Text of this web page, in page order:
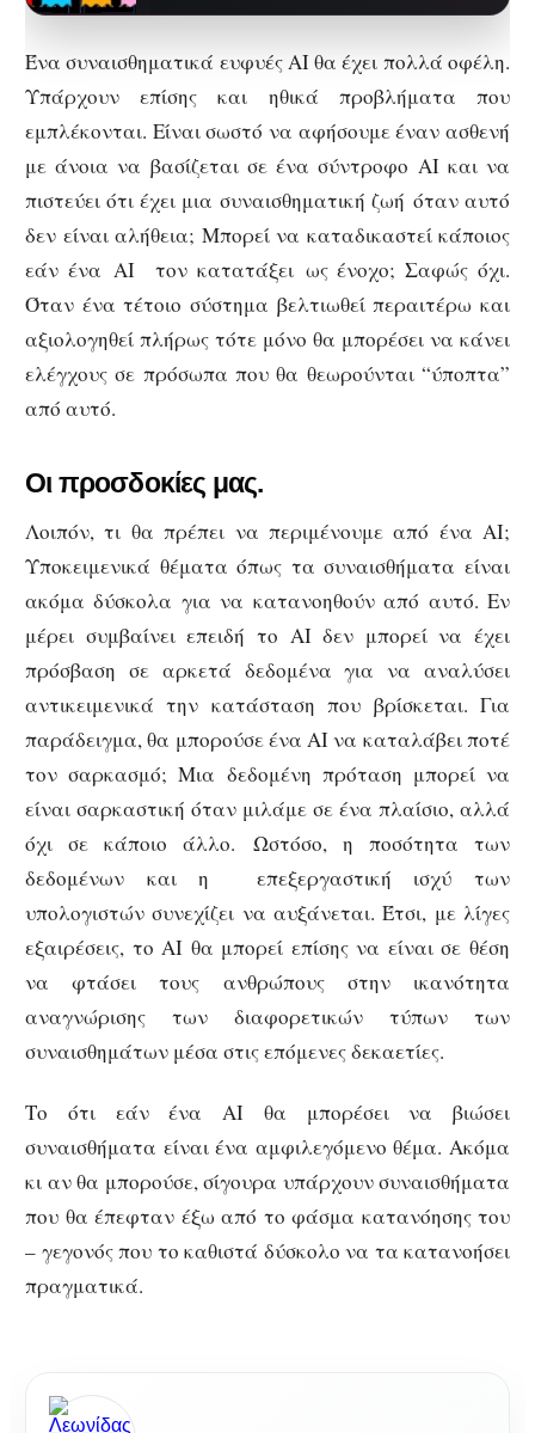
Ένα συναισθηματικά ευφυές AI θα έχει πολλά οφέλη.
Υπάρχουν επίσης και ηθικά προβλήματα που
εμπλέκονται. Είναι σωστό να αφήσουμε έναν ασθενή
με άνοια να βασίζεται σε ένα σύντροφο AI και να
πιστεύει ότι έχει μια συναισθηματική ζωή όταν αυτό
δεν είναι αλήθεια; Μπορεί να καταδικαστεί κάποιος
εάν ένα AI τον κατατάξει ως ένοχο; Σαφώς όχι.
Όταν ένα τέτοιο σύστημα βελτιωθεί περαιτέρω και
αξιολογηθεί πλήρως τότε μόνο θα μπορέσει να κάνει
ελέγχους σε πρόσωπα που θα θεωρούνται “ύποπτα”
από αυτό.
Οι προσδοκίες μας.
Λοιπόν, τι θα πρέπει να περιμένουμε από ένα AI;
Υποκειμενικά θέματα όπως τα συναισθήματα είναι
ακόμα δύσκολα για να κατανοηθούν από αυτό. Εν
μέρει συμβαίνει επειδή το AI δεν μπορεί να έχει
πρόσβαση σε αρκετά δεδομένα για να αναλύσει
αντικειμενικά την κατάσταση που βρίσκεται. Για
παράδειγμα, θα μπορούσε ένα AI να καταλάβει ποτέ
τον σαρκασμό; Μια δεδομένη πρόταση μπορεί να
είναι σαρκαστική όταν μιλάμε σε ένα πλαίσιο, αλλά
όχι σε κάποιο άλλο. Ωστόσο, η ποσότητα των
δεδομένων και η επεξεργαστική ισχύ των
υπολογιστών συνεχίζει να αυξάνεται. Έτσι, με λίγες
εξαιρέσεις, το AI θα μπορεί επίσης να είναι σε θέση
να φτάσει τους ανθρώπους στην ικανότητα
αναγνώρισης των διαφορετικών τύπων των
συναισθημάτων μέσα στις επόμενες δεκαετίες.
Το ότι εάν ένα AI θα μπορέσει να βιώσει
συναισθήματα είναι ένα αμφιλεγόμενο θέμα. Ακόμα
κι αν θα μπορούσε, σίγουρα υπάρχουν συναισθήματα
που θα έπεφταν έξω από το φάσμα κατανόησης του
– γεγονός που το καθιστά δύσκολο να τα κατανοήσει
πραγματικά.